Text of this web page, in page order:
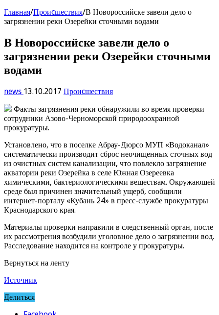
Главная/Проиcшествия/В Новороссийске завели дело о
загрязнении реки Озерейки сточными водами
В Новороссийске завели дело о
загрязнении реки Озерейки сточными
водами
news 13.10.2017 Проиcшествия
Факты загрязнения реки обнаружили во время проверки
сотрудники Азово-Черноморской природоохранной
прокуратуры.
Установлено, что в поселке Абрау-Дюрсо МУП «Водоканал»
систематически производит сброс неочищенных сточных вод
из очистных систем канализации, что повлекло загрязнение
акватории реки Озерейка в селе Южная Озереевка
химическими, бактериологическими веществам. Окружающей
среде был причинен значительный ущерб, сообщили
интернет-порталу «Кубань 24» в пресс-службе прокуратуры
Краснодарского края.
Материалы проверки направили в следственный орган, после
их рассмотрения возбудили уголовное дело о загрязнении вод.
Расследование находится на контроле у прокуратуры.
Вернуться на ленту
Источник
Делиться